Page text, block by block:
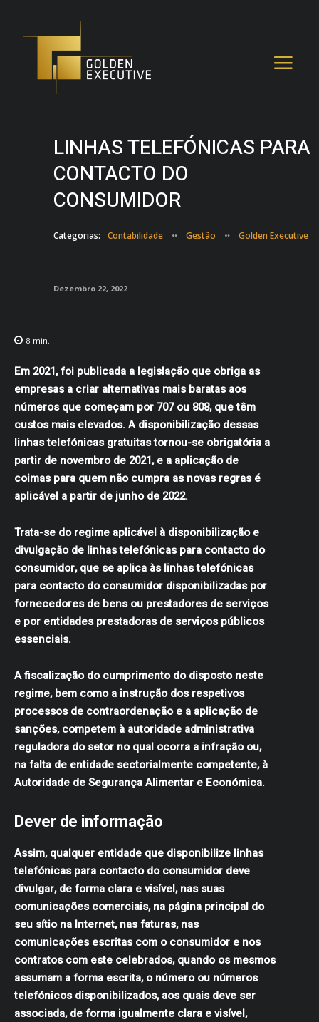
LINHAS TELEFÓNICAS PARA
CONTACTO DO
CONSUMIDOR
Categorias: Contabilidade Gestão Golden Executive
Dezembro 22, 2022
8 min.
Em 2021, foi publicada a legislação que obriga as
empresas a criar alternativas mais baratas aos
números que começam por 707 ou 808, que têm
custos mais elevados. A disponibilização dessas
linhas telefónicas gratuitas tornou-se obrigatória a
partir de novembro de 2021, e a aplicação de
coimas para quem não cumpra as novas regras é
aplicável a partir de junho de 2022.
Trata-se do regime aplicável à disponibilização e
divulgação de linhas telefónicas para contacto do
consumidor, que se aplica às linhas telefónicas
para contacto do consumidor disponibilizadas por
fornecedores de bens ou prestadores de serviços
e por entidades prestadoras de serviços públicos
essenciais.
A fiscalização do cumprimento do disposto neste
regime, bem como a instrução dos respetivos
processos de contraordenação e a aplicação de
sanções, competem à autoridade administrativa
reguladora do setor no qual ocorra a infração ou,
na falta de entidade sectorialmente competente, à
Autoridade de Segurança Alimentar e Económica.
Dever de informação
Assim, qualquer entidade que disponibilize linhas
telefónicas para contacto do consumidor deve
divulgar, de forma clara e visível, nas suas
comunicações comerciais, na página principal do
seu sítio na Internet, nas faturas, nas
comunicações escritas com o consumidor e nos
contratos com este celebrados, quando os mesmos
assumam a forma escrita, o número ou números
telefónicos disponibilizados, aos quais deve ser
associada, de forma igualmente clara e visível,